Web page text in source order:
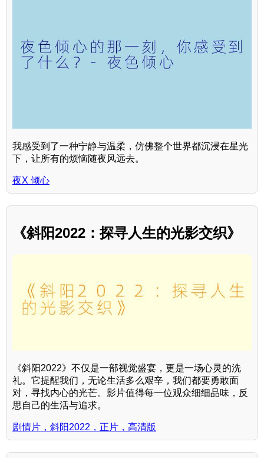
我感受到了一种宁静与温柔，仿佛整个世界都沉浸在星光
下，让所有的烦恼随夜风远去。
夜X 倾心
《斜阳2022：探寻人生的光影交织》
《斜阳2022》不仅是一部视觉盛宴，更是一场心灵的洗
礼。它提醒我们，无论生活多么艰辛，我们都要勇敢面
对，寻找内心的光芒。影片值得每一位观众细细品味，反
思自己的生活与追求。
剧情片，斜阳2022，正片，高清版